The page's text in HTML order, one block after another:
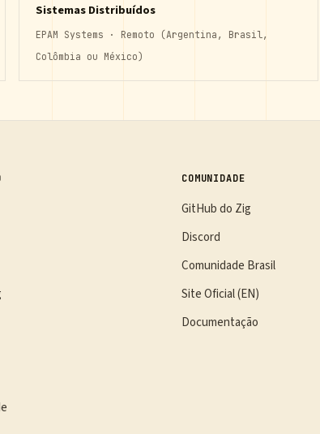
Sistemas Distribuídos
EPAM Systems · Remoto (Argentina, Brasil,
Colômbia ou México)
COMUNIDADE
GitHub do Zig
Discord
Comunidade Brasil
Site Oficial (EN)
Documentação